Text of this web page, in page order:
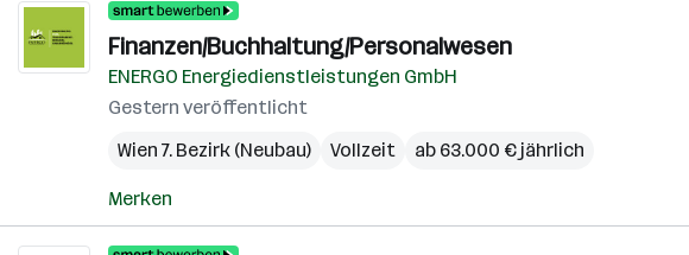
Finanzen/Buchhaltung/Personalwesen
ENERGO Energiedienstleistungen GmbH
Gestern veröffentlicht
Wien 7. Bezirk (Neubau)
Vollzeit ab 63.000 € jährlich
Merken